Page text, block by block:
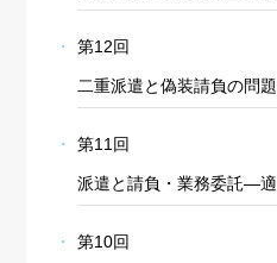
第12回
二重派遣と偽装請負の問
第11回
派遣と請負・業務委託―
第10回